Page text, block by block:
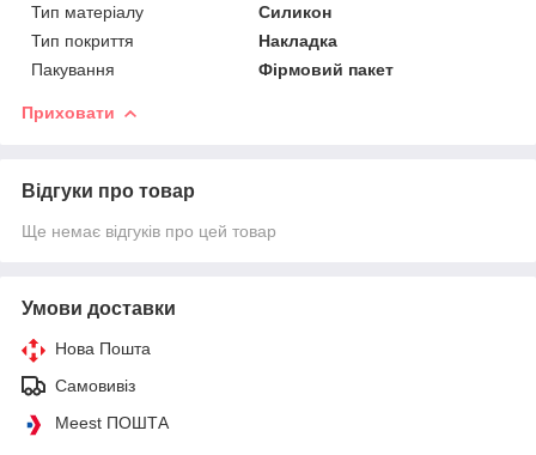
Тип матеріалу
Силикон
Тип покриття
Накладка
Пакування
Фірмовий пакет
Приховати
Відгуки про товар
Ще немає відгуків про цей товар
Умови доставки
Нова Пошта
Самовивіз
Meest ПОШТА